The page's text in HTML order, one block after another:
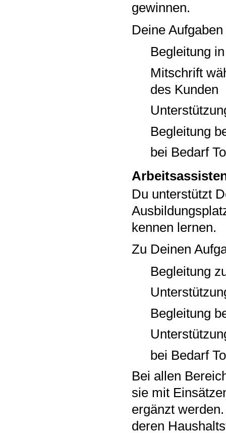
gewinnen.
Deine
Begleitung
Mitschrift
des Kunden
Begleitung
bei Bedarf
Du unterstützt
kennen lernen.
Zu Deinen
Begleitung
Begleitung
bei Bedarf
Bei allen
sie mit
ergänzt
deren